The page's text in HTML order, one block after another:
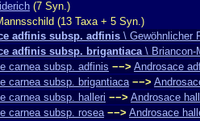
(7 Syn.)
(13 Taxa + 5 Syn.)
adfinis subsp. adfinis \ Gewöhnlicher
adfinis subsp. brigantiaca\ Briancon-
carnea subsp. adfinis −−> Androsace
carnea subsp. brigantiaca −−>
carnea subsp. halleri −−> Androsace
carnea subsp. rosea −−> Androsace